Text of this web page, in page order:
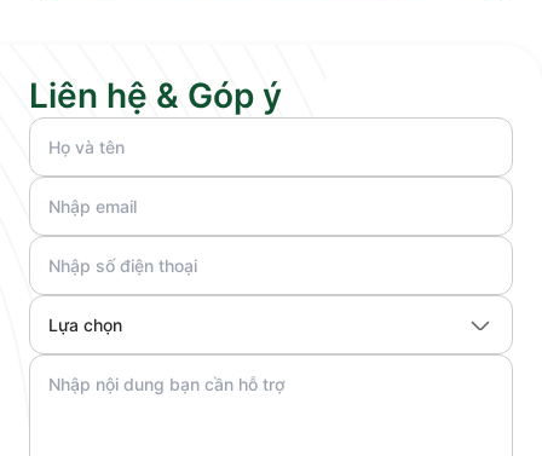
Liên hệ & Góp ý